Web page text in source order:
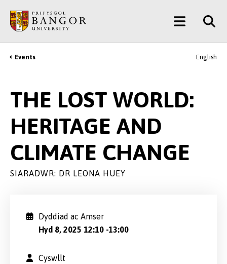
Prif
Gynnwys
Main
Menu
Breadcrumb
Events English
THE LOST WORLD:
HERITAGE AND
CLIMATE CHANGE
SIARADWR: DR LEONA HUEY
Dyddiad ac Amser
Hyd 8, 2025 12:10 -13:00
Cyswllt